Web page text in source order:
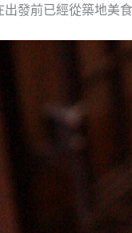
發前已經從築地美